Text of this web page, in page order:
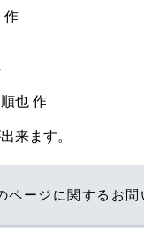
作
也 作
来ます。
ページに関するお